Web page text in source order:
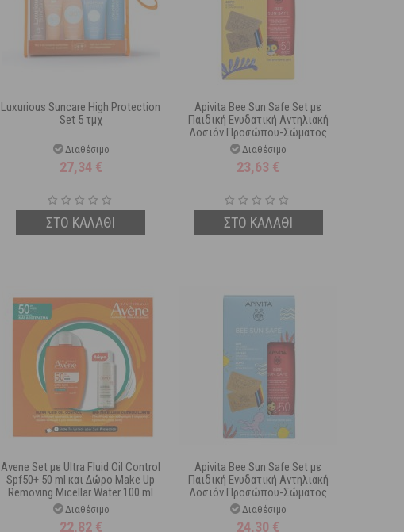
Luxurious Suncare High Protection
Set 5 τμχ
Διαθέσιμο
27,34 €
ΣΤΟ ΚΑΛΑΘΙ
Apivita Bee Sun Safe Set με
Παιδική Ενυδατική Αντηλιακή
Λοσιόν Προσώπου-Σώματος
Spf50 200 ml & Δώρο 2 Puzzle +
Ξυλομπογιές
Διαθέσιμο
23,63 €
ΣΤΟ ΚΑΛΑΘΙ
Avene Set με Ultra Fluid Oil Control
Spf50+ 50 ml και Δώρο Make Up
Removing Micellar Water 100 ml
Διαθέσιμο
22,82 €
Apivita Bee Sun Safe Set με
Παιδική Ενυδατική Αντηλιακή
Λοσιόν Προσώπου-Σώματος
Spf50 200 ml & Δώρο 2 Puzzle +
Ξυλομπογιές
Διαθέσιμο
24,30 €